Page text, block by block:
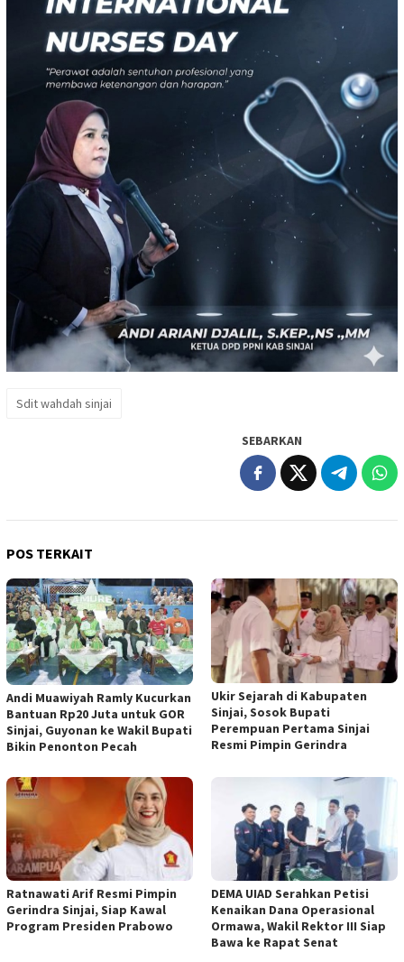
Sdit wahdah sinjai
SEBARKAN
POS TERKAIT
Andi Muawiyah Ramly Kucurkan
Bantuan Rp20 Juta untuk GOR
Sinjai, Guyonan ke Wakil Bupati
Bikin Penonton Pecah
Ukir Sejarah di Kabupaten
Sinjai, Sosok Bupati
Perempuan Pertama Sinjai
Resmi Pimpin Gerindra
Ratnawati Arif Resmi Pimpin
Gerindra Sinjai, Siap Kawal
Program Presiden Prabowo
DEMA UIAD Serahkan Petisi
Kenaikan Dana Operasional
Ormawa, Wakil Rektor III Siap
Bawa ke Rapat Senat